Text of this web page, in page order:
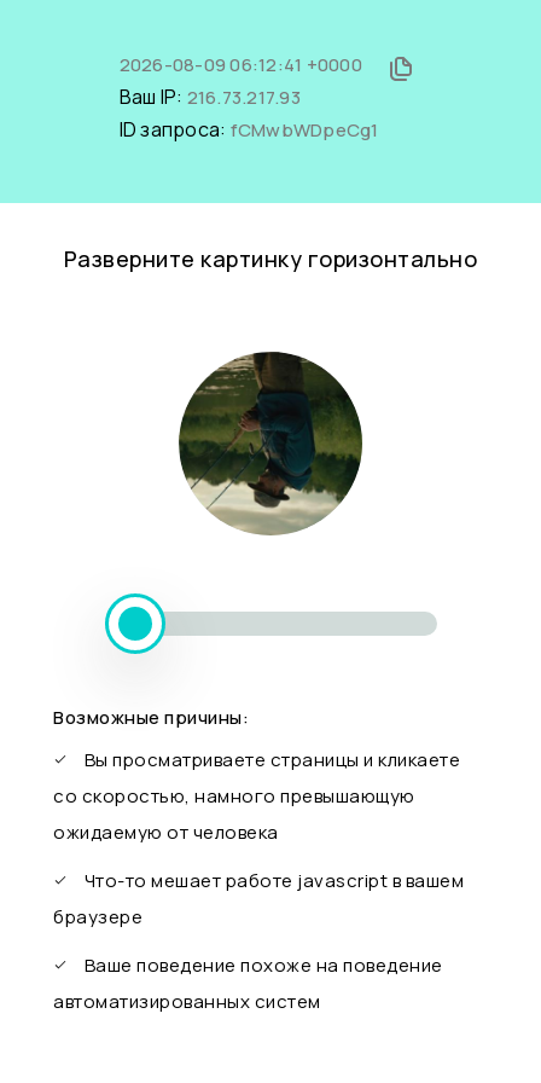
2026-08-09 06:12:41 +0000
Ваш IP: 216.73.217.93
ID запроса: fCMwbWDpeCg1
Разверните картинку горизонтально
Возможные причины:
Вы просматриваете страницы и кликаете
со скоростью, намного превышающую
ожидаемую от человека
Что-то мешает работе javascript в вашем
браузере
Ваше поведение похоже на поведение
автоматизированных систем